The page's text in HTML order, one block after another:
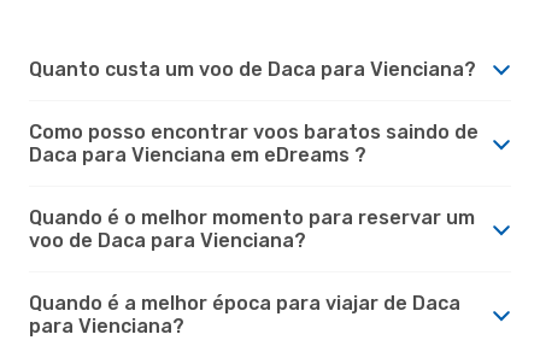
Quanto custa um voo de Daca para Vienciana?
Como posso encontrar voos baratos saindo de
Daca para Vienciana em eDreams ?
Quando é o melhor momento para reservar um
voo de Daca para Vienciana?
Quando é a melhor época para viajar de Daca
para Vienciana?